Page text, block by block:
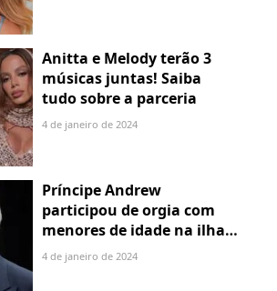
Anitta e Melody terão 3
músicas juntas! Saiba
tudo sobre a parceria
4 de janeiro de 2024
Príncipe Andrew
participou de orgia com
menores de idade na ilha
de Jeffrey Epstein, chefe de
4 de janeiro de 2024